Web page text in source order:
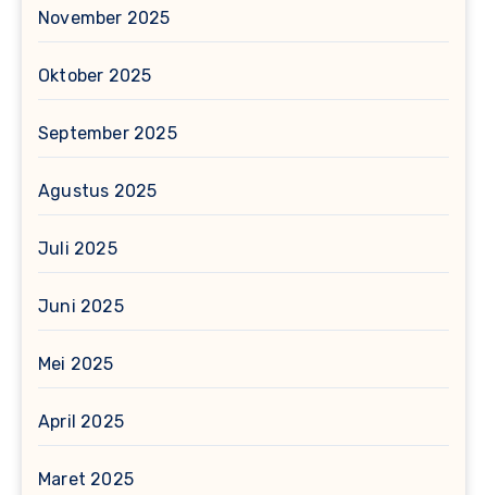
November 2025
Oktober 2025
September 2025
Agustus 2025
Juli 2025
Juni 2025
Mei 2025
April 2025
Maret 2025